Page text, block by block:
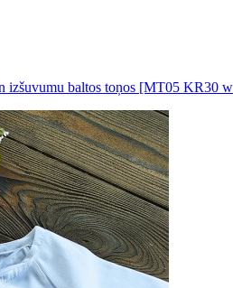
izšuvumu baltos toņos [MT05 KR30